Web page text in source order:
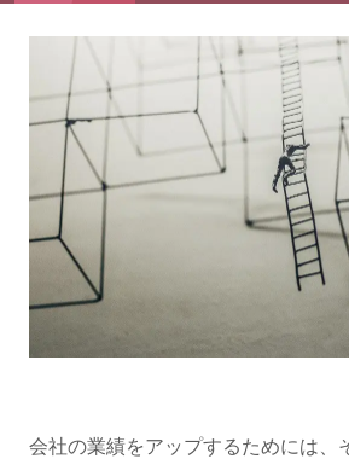
会社の業績をアップするためには、